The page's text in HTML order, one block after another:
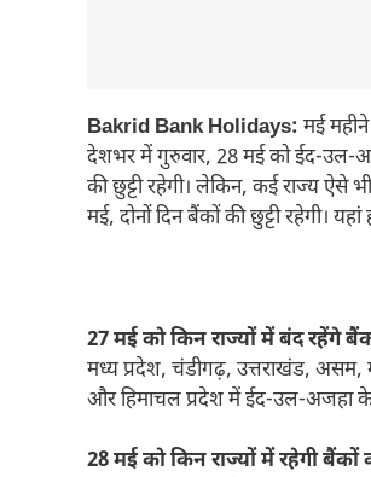
Bakrid Bank Holidays: मई
देशभर में गुरुवार, 28 मई को ईद-उल-
की छुट्टी रहेगी। लेकिन, कई राज्य
मई, दोनों दिन बैंकों की छुट्टी रहेगी।
27 मई को किन राज्यों में बंद रहेंगे
मध्य प्रदेश, चंडीगढ़, उत्तराखंड, असम,
और हिमाचल प्रदेश में ईद-उल-अजहा के
28 मई को किन राज्यों में रहेगी बैंकों